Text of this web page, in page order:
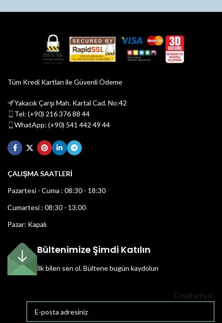
Tüm Kredi Kartları ile Güvenli Ödeme
Yakacık Çarşı Mah. Kartal Cad. No:42
Tel: (+90) 216 376 88 44
WhatApp: (+90) 541 442 49 44
ÇALIŞMA SAATLERİ
Pazartesi - Cuma : 08:30 - 18:30
Cumartesi : 08:30 - 13:00
Pazar: Kapalı
Bültenimize Şimdi Katılın
İlk bilen sen ol.Bültene bugün kaydolun
E-mail adresi: